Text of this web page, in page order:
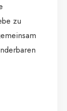
zu